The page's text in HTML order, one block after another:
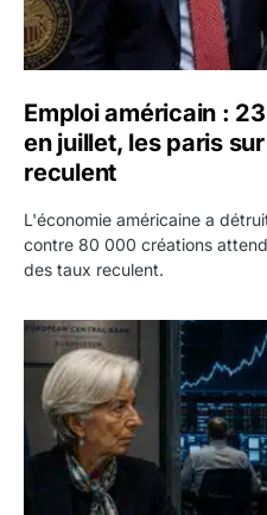
Emploi américain :
en juillet, les paris
reculent
L'économie américaine a
contre 80 000 créations
des taux reculent.
Yen : Washington a